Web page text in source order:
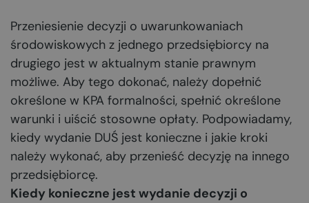
Przeniesienie decyzji o uwarunkowaniach
środowiskowych z jednego przedsiębiorcy na
drugiego jest w aktualnym stanie prawnym
możliwe. Aby tego dokonać, należy dopełnić
określone w KPA formalności, spełnić określone
warunki i uiścić stosowne opłaty. Podpowiadamy,
kiedy wydanie DUŚ jest konieczne i jakie kroki
należy wykonać, aby przenieść decyzję na innego
przedsiębiorcę.
Kiedy konieczne jest wydanie decyzji o